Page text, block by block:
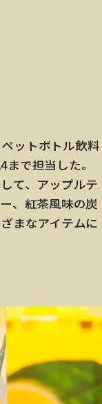
ットボトル飲料
で担当した。
て、アップルテ
、紅茶風味の炭
まなアイテムに